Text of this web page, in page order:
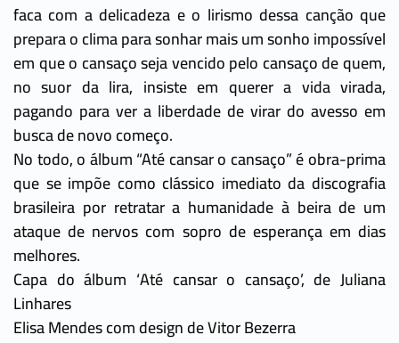
faca com a delicadeza e o lirismo dessa canção que
prepara o clima para sonhar mais um sonho impossível
em que o cansaço seja vencido pelo cansaço de quem,
no suor da lira, insiste em querer a vida virada,
pagando para ver a liberdade de virar do avesso em
busca de novo começo.
No todo, o álbum “Até cansar o cansaço” é obra-prima
que se impõe como clássico imediato da discografia
brasileira por retratar a humanidade à beira de um
ataque de nervos com sopro de esperança em dias
melhores.
Capa do álbum ‘Até cansar o cansaço’, de Juliana
Linhares
Elisa Mendes com design de Vitor Bezerra